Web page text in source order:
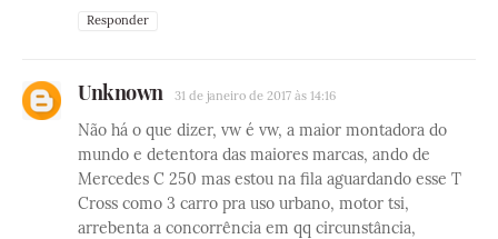
Responder
Unknown 31 de janeiro de 2017 às 14:16
Não há o que dizer, vw é vw, a maior montadora do
mundo e detentora das maiores marcas, ando de
Mercedes C 250 mas estou na fila aguardando esse T
Cross como 3 carro pra uso urbano, motor tsi,
arrebenta a concorrência em qq circunstância,